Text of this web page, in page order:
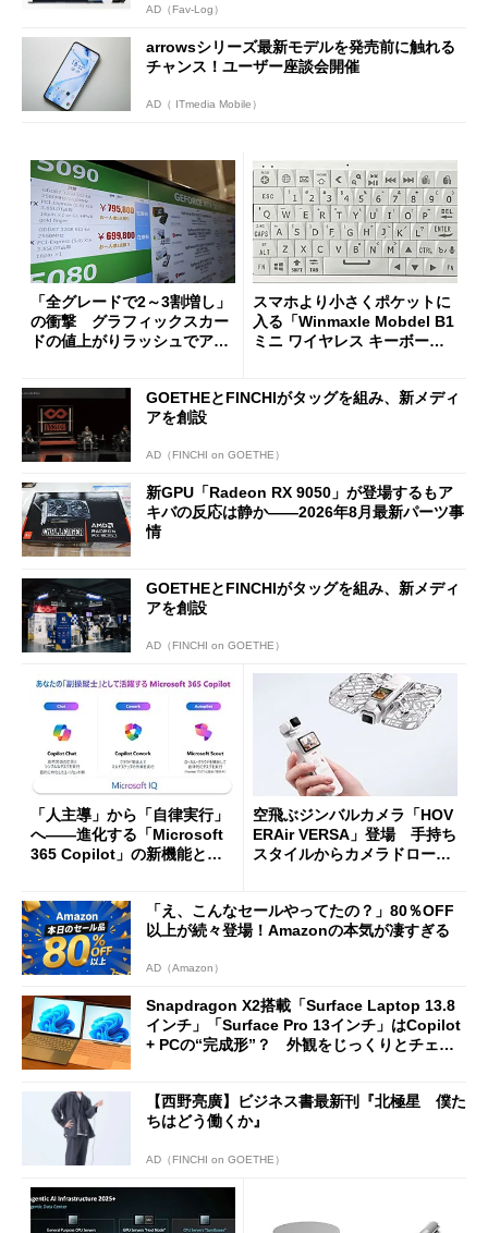
AD（Fav-Log）
arrowsシリーズ最新モデルを発売前に触れる
チャンス！ユーザー座談会開催
AD（ ITmedia Mobile）
「全グレードで2～3割増し」
の衝撃 グラフィックスカー
ドの値上がりラッシュでアキ
スマホより小さくポケットに
入る「Winmaxle Mobdel B1
ミニ ワイヤレス キーボー
GOETHEとFINCHIがタッグを組み、新メディ
アを創設
AD（FINCHI on GOETHE）
新GPU「Radeon RX 9050」が登場するもア
キバの反応は静か――2026年8月最新パーツ事
情
GOETHEとFINCHIがタッグを組み、新メディ
アを創設
AD（FINCHI on GOETHE）
「人主導」から「自律実行」
へ――進化する「Microsoft
365 Copilot」の新機能とエ
空飛ぶジンバルカメラ「HOV
ERAir VERSA」登場 手持ち
スタイルからカメラドローン
「え、こんなセールやってたの？」80％OFF
以上が続々登場！Amazonの本気が凄すぎる
AD（Amazon）
Snapdragon X2搭載「Surface Laptop 13.8
インチ」「Surface Pro 13インチ」はCopilot
+ PCの“完成形”？ 外観をじっくりとチェッ
【西野亮廣】ビジネス書最新刊『北極星 僕た
ちはどう働くか』
AD（FINCHI on GOETHE）